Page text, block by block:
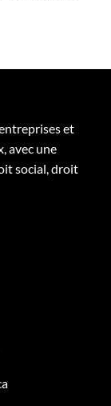
et
avec une
social, droit